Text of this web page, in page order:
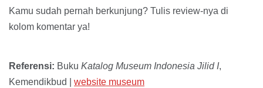
Kamu sudah pernah berkunjung? Tulis review-nya di
kolom komentar ya!
Referensi: Buku Katalog Museum Indonesia Jilid I,
Kemendikbud | website museum